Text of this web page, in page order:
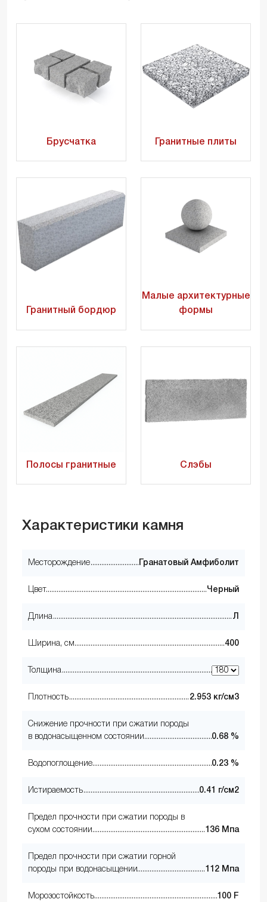
Брусчатка Гранитные плиты
Гранитный бордюр
Малые архитектурные
формы
Полосы гранитные Слэбы
Характеристики камня
Месторождение Гранатовый Амфиболит
Цвет Черный
Длина Л
Ширина, см 400
Толщина
Плотность 2.953 кг/см3
Снижение прочности при сжатии породы
в водонасыщенном состоянии
0.68 %
Водопоглощение 0.23 %
Истираемость 0.41 г/см2
Предел прочности при сжатии породы в
сухом состоянии
136 Мпа
Предел прочности при сжатии горной
породы при водонасыщении
112 Мпа
Морозостойкость 100 F